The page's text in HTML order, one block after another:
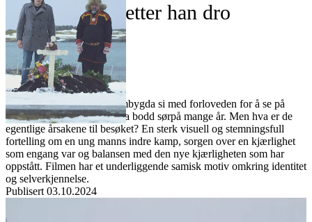
Før hun kom, etter han dro
Film
Forfatter:
Leverandør:
Norgesfilm AS
Lisens:
Christian er på besøk i hjembygda si med forloveden for å se på
kirker å gifte seg i, etter å ha bodd sørpå mange år. Men hva er de
egentlige årsakene til besøket? En sterk visuell og stemningsfull
fortelling om en ung manns indre kamp, sorgen over en kjærlighet
som engang var og balansen med den nye kjærligheten som har
oppstått. Filmen har et underliggende samisk motiv omkring identitet
og selverkjennelse.
Publisert 03.10.2024